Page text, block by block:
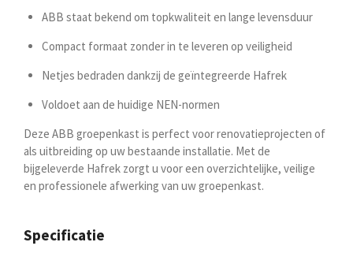
ABB staat bekend om topkwaliteit en lange levensduur
Compact formaat zonder in te leveren op veiligheid
Netjes bedraden dankzij de geïntegreerde Hafrek
Voldoet aan de huidige NEN-normen
Deze ABB groepenkast is perfect voor renovatieprojecten of
als uitbreiding op uw bestaande installatie. Met de
bijgeleverde Hafrek zorgt u voor een overzichtelijke, veilige
en professionele afwerking van uw groepenkast.
Specificatie